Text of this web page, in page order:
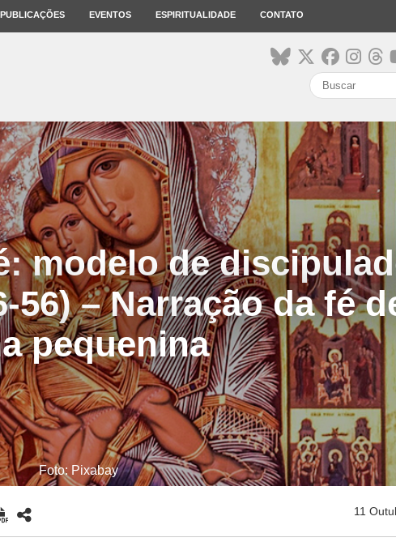
PUBLICAÇÕES EVENTOS ESPIRITUALIDADE CONTATO
modelo de
56) – Narração da fé
pequenina
Foto: Pixabay
11